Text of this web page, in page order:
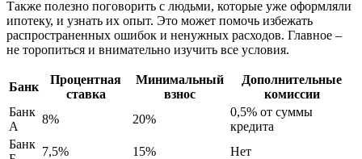
Также полезно поговорить с людьми, которые уже оформляли
ипотеку, и узнать их опыт. Это может помочь избежать
распространенных ошибок и ненужных расходов. Главное –
не торопиться и внимательно изучить все условия.
Банк
Процентная
ставка
Минимальный
взнос
Дополнительные
комиссии
Банк
А
8% 20%
0,5% от суммы
кредита
Банк
7,5% 15%
Нет